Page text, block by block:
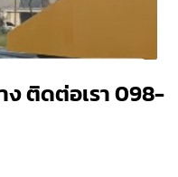
ง ติดต่อเรา 098-